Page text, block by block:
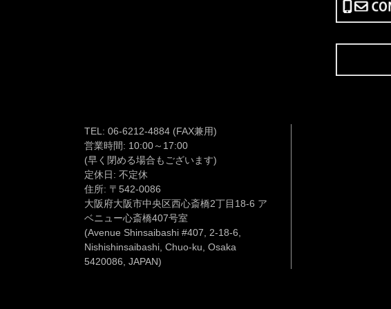
TEL: 06-6212-4884 (FAX兼用)
営業時間: 10:00～17:00
(早く閉める場合もございます)
定休日: 不定休
住所: 〒542-0086
大阪府大阪市中央区西心斎橋2丁目18-6 ア
ベニュー心斎橋407号室
(Avenue Shinsaibashi #407, 2-18-6,
Nishishinsaibashi, Chuo-ku, Osaka
5420086, JAPAN)